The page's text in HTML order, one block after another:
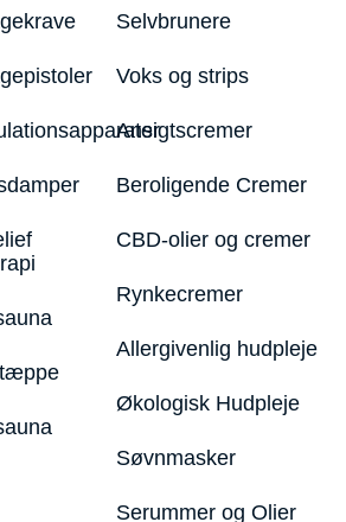
Selvbrunere
Voks og strips
Ansigtscremer
Beroligende Cremer
CBD-olier og cremer
Rynkecremer
Allergivenlig hudpleje
Økologisk Hudpleje
Søvnmasker
Serummer og Olier